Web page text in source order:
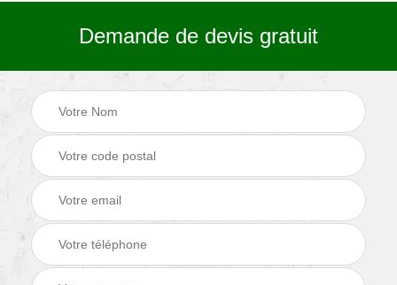
Demande de devis gratuit